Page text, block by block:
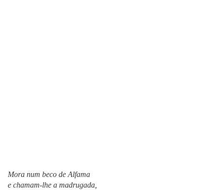
Mora num beco de Alfama
e chamam-lhe a madrugada,